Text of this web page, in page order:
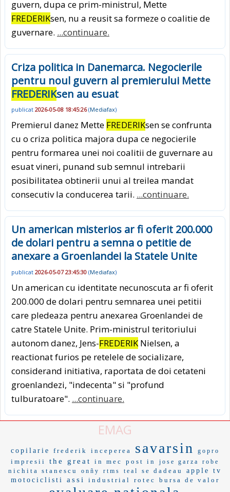
guvern, dupa ce prim-ministrul, Mette
FREDERIKsen, nu a reusit sa formeze o coalitie de
guvernare. ...continuare.
Criza politica in Danemarca. Negocierile
pentru noul guvern al premierului Mette
FREDERIKsen au esuat
publicat 2026-05-08 18:45:26(Mediafax)
Premierul danez Mette FREDERIKsen se confrunta
cu o criza politica majora dupa ce negocierile
pentru formarea unei noi coalitii de guvernare au
esuat vineri, punand sub semnul intrebarii
posibilitatea obtinerii unui al treilea mandat
consecutiv la conducerea tarii. ...continuare.
Un american misterios ar fi oferit 200.000
de dolari pentru a semna o petitie de
anexare a Groenlandei la Statele Unite
publicat 2026-05-07 23:45:30 (Mediafax)
Un american cu identitate necunoscuta ar fi oferit
200.000 de dolari pentru semnarea unei petitii
care pledeaza pentru anexarea Groenlandei de
catre Statele Unite. Prim-ministrul teritoriului
autonom danez, Jens-FREDERIKNielsen, a
reactionat furios pe retelele de socializare,
considerand initiativa, raportata de doi cetateni
groenlandezi, "indecenta" si "profund
tulburatoare". ...continuare.
EMAG
copilarie frederik inceperea savarsin gopro
impresii the great in mec post in jose garza robe
nichita stanescu onñy rtms teal se dadeau
apple tv
motociclisti
assi industrial rotec
bursa de valor